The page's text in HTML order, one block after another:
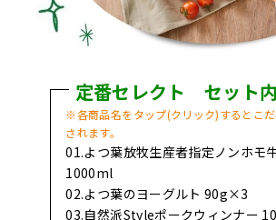
定番セレクト セット
※各商品名をタップ(クリック)するとこ
されます。
01.よつ葉放牧生産者指定ノンホモ
1000ml
02.よつ葉のヨーグルト 90g×3
03.自然派Styleポークウィンナー